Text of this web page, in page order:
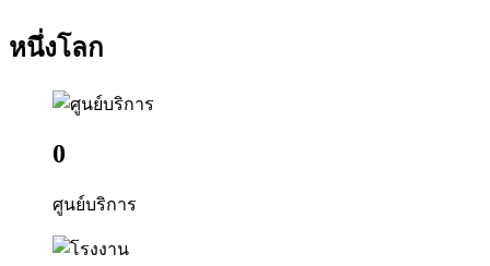
หนึ่งโลก
0
ศูนย์บริการ